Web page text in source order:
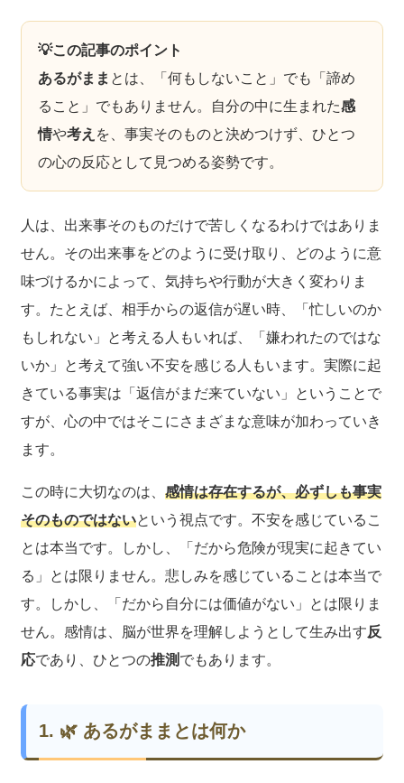
💡この記事のポイント
あるがまま とは、「何もしないこと」でも「諦め
ること」でもありません。自分の中に生まれた感
情や考え を、事実そのものと決めつけず、ひとつ
の心の反応として見つめる姿勢です。
人は、出来事そのものだけで苦しくなるわけではありま
せん。その出来事をどのように受け取り、どのように意
味づけるかによって、気持ちや行動が大きく変わりま
す。たとえば、相手からの返信が遅い時、「忙しいのか
もしれない」と考える人もいれば、「嫌われたのではな
いか」と考えて強い不安を感じる人もいます。実際に起
きている事実は「返信がまだ来ていない」ということで
すが、心の中ではそこにさまざまな意味が加わっていき
ます。
この時に大切なのは、感情は存在するが、必ずしも事実
そのものではないという視点です。不安を感じているこ
とは本当です。しかし、「だから危険が現実に起きてい
る」とは限りません。悲しみを感じていることは本当で
す。しかし、「だから自分には価値がない」とは限りま
せん。感情は、脳が世界を理解しようとして生み出す反
応であり、ひとつの推測 でもあります。
1. 🌿 あるがままとは何か